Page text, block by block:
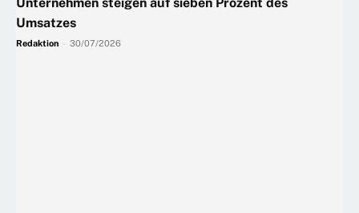
Umsatzes
Redaktion 30/07/2026